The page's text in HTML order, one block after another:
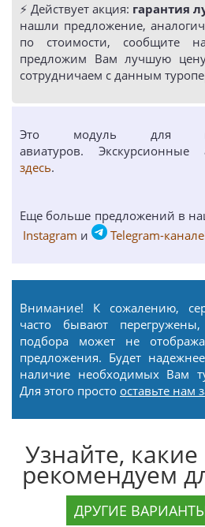
⚡️ Действует акция: гарантия
нашли предложение,
по стоимости,
предложим Вам лучшую
сотрудничаем с данным
Это модуль для
авиатуров. Экскурсионные
здесь.
Еще больше предложений в
Instagram и Telegram-канале
Внимание! К сожалению,
часто бывают
подбора может не
предложения. Будет
наличие необходимых Вам
Для этого просто оставьте нам
Узнайте,
рекомендуем
ДРУГИЕ